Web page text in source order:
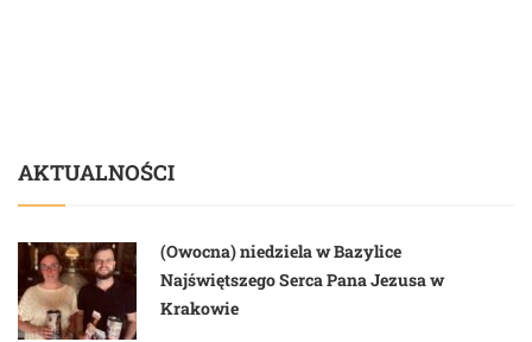
AKTUALNOŚCI
(Owocna) niedziela w Bazylice
Najświętszego Serca Pana Jezusa w
Krakowie